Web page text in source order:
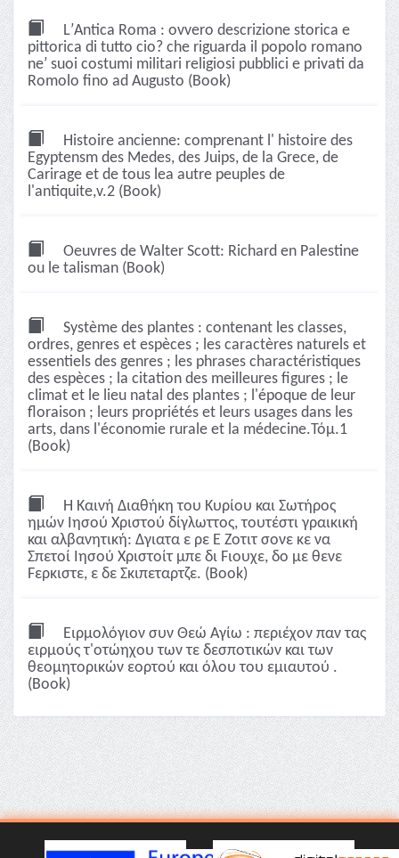
LʹAntica Roma : ovvero descrizione storica e
pittorica di tutto cio? che riguarda il popolo romano
neʹ suoi costumi militari religiosi pubblici e privati da
Romolo fino ad Augusto (Book)
Histoire ancienne: comprenant l' histoire des
Egyptensm des Medes, des Juips, de la Grece, de
Carirage et de tous lea autre peuples de
l'antiquite,v.2 (Book)
Oeuvres de Walter Scott: Richard en Palestine
ou le talisman (Book)
Système des plantes : contenant les classes,
ordres, genres et espèces ; les caractères naturels et
essentiels des genres ; les phrases charactéristiques
des espèces ; la citation des meilleures figures ; le
climat et le lieu natal des plantes ; l'époque de leur
floraison ; leurs propriétés et leurs usages dans les
arts, dans l'économie rurale et la médecine.Τόμ.1
(Book)
Η Καινή Διαθήκη του Κυρίου και Σωτήρος
ημών Ιησού Χριστού δίγλωττος, τουτέστι γραικική
και αλβανητική: Δγιατα ε ρε Ε Ζοτιτ σονε κε να
Σπετοί Ιησού Χριστοίτ μπε δι Fιουχε, δο με θενε
Fερκιστε, ε δε Σκιπεταρτζε. (Book)
Ειρμολόγιον συν Θεώ Αγίω : περιέχον παν τας
ειρμούς τ'οτώηχου των τε δεσποτικών και των
θεομητορικών εορτού και όλου του εμιαυτού .
(Book)